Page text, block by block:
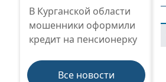
В Курганской области
мошенники оформили
кредит на пенсионерку
Все новости